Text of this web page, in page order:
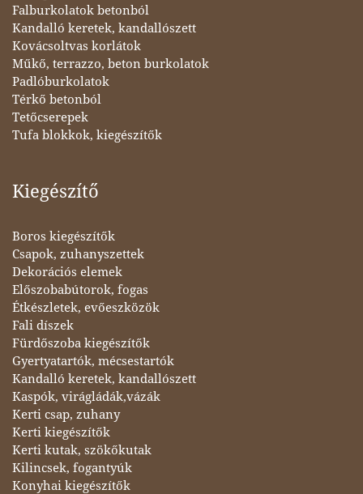
Falburkolatok betonból
Kandalló keretek, kandallószett
Kovácsoltvas korlátok
Műkő, terrazzo, beton burkolatok
Padlóburkolatok
Térkő betonból
Tetőcserepek
Tufa blokkok, kiegészítők
Kiegészítő
Boros kiegészítők
Csapok, zuhanyszettek
Dekorációs elemek
Előszobabútorok, fogas
Étkészletek, evőeszközök
Fali díszek
Fürdőszoba kiegészítők
Gyertyatartók, mécsestartók
Kandalló keretek, kandallószett
Kaspók, virágládák,vázák
Kerti csap, zuhany
Kerti kiegészítők
Kerti kutak, szökőkutak
Kilincsek, fogantyúk
Konyhai kiegészítők